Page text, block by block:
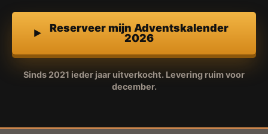
Reserveer mijn Adventskalender
2026
Sinds 2021 ieder jaar uitverkocht. Levering ruim voor
december.